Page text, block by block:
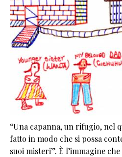
“Una capanna, un rifugio, nel
fatto in modo che si possa
suoi misteri”. È l’immagine